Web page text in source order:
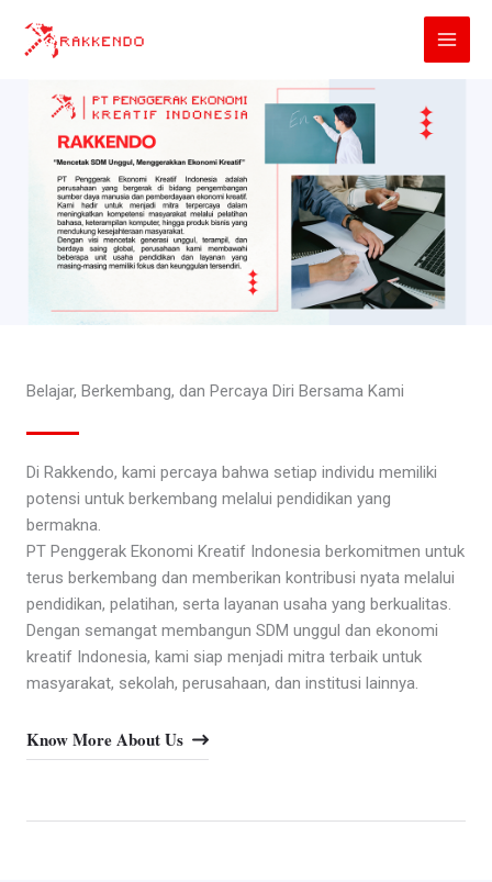
Belajar, Berkembang, dan Percaya Diri Bersama Kami
Di Rakkendo, kami percaya bahwa setiap individu memiliki
potensi untuk berkembang melalui pendidikan yang
bermakna.
PT Penggerak Ekonomi Kreatif Indonesia berkomitmen untuk
terus berkembang dan memberikan kontribusi nyata melalui
pendidikan, pelatihan, serta layanan usaha yang berkualitas.
Dengan semangat membangun SDM unggul dan ekonomi
kreatif Indonesia, kami siap menjadi mitra terbaik untuk
masyarakat, sekolah, perusahaan, dan institusi lainnya.
Know More About Us